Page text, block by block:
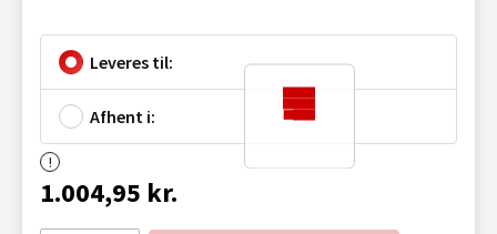
Leveres til:
Afhent i:
1.004,95 kr.